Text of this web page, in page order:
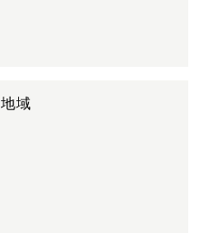
地域